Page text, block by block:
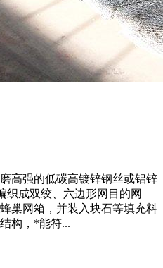
高强的低碳高镀锌钢丝或铝锌
织成双绞、六边形网目的网
巢网箱，并装入块石等填充料
构，*能符...